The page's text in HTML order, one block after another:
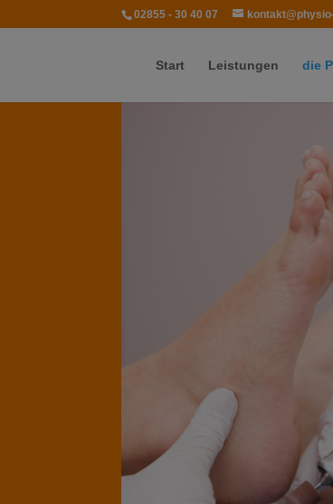
02855 - 30 40 07
Start Leistungen die